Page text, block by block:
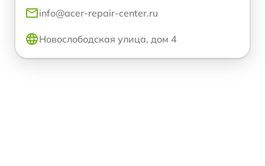
info@acer-repair-center.ru
Новослободская улица, дом 4